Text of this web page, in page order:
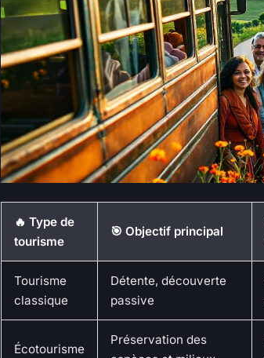
🔥 Type de
tourisme
🎯 Objectif principal
Tourisme
classique
Détente, découverte
passive
Écotourisme
Préservation des